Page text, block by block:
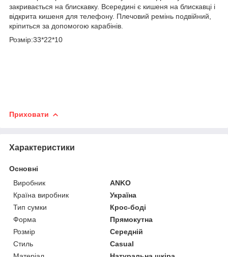
закривається на блискавку. Всередині є кишеня на блискавці і
відкрита кишеня для телефону. Плечовий ремінь подвійний,
кріпиться за допомогою карабінів.
Розмір:33*22*10
Приховати
Характеристики
Основні
Виробник
ANKO
Країна виробник
Україна
Тип сумки
Крос-боді
Форма
Прямокутна
Розмір
Середній
Стиль
Casual